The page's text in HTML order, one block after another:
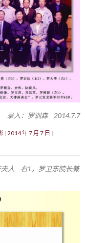
录入：罗训森 2014.7.7
2014 年 7 月 7 日
人 右1，罗卫东院长兼